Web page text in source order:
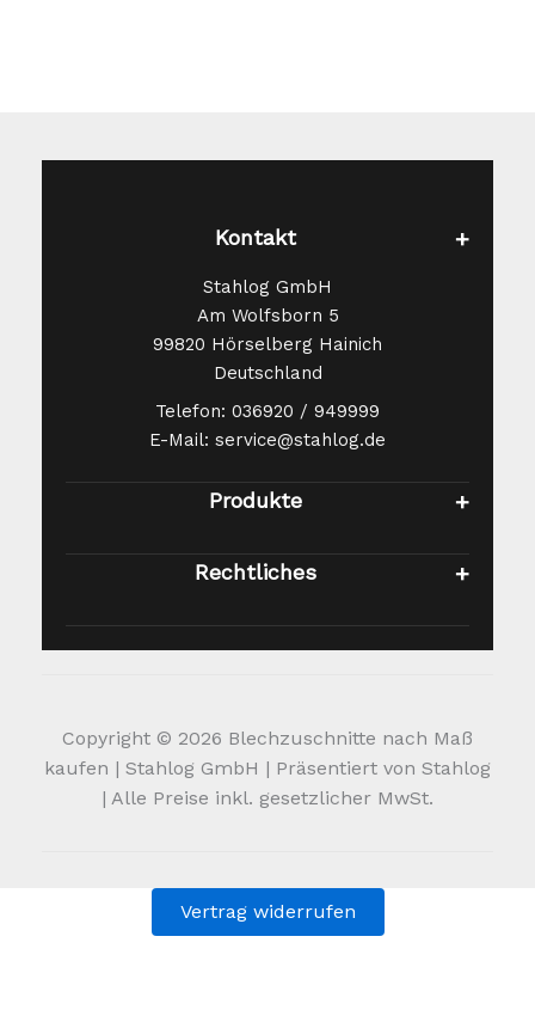
Kontakt
Stahlog GmbH
Am Wolfsborn 5
99820 Hörselberg Hainich
Deutschland
Telefon: 036920 / 949999
E-Mail: service@stahlog.de
Produkte
Rechtliches
Copyright © 2026 Blechzuschnitte nach Maß
kaufen | Stahlog GmbH | Präsentiert von Stahlog
| Alle Preise inkl. gesetzlicher MwSt.
Vertrag widerrufen